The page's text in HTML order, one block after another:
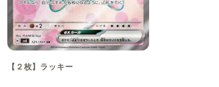
【２枚】ラッキー